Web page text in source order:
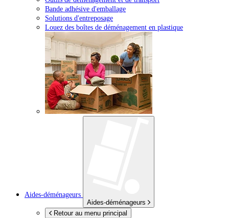
Bande adhésive d'emballage
Solutions d'entreposage
Louez des boîtes de déménagement en plastique
Aides-déménageurs
Aides-déménageurs
Retour au menu principal